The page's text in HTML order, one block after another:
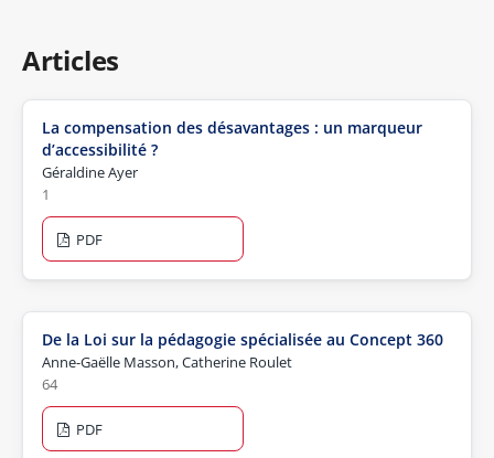
Articles
La compensation des désavantages : un marqueur
d’accessibilité ?
Géraldine Ayer
1
PDF
De la Loi sur la pédagogie spécialisée au Concept 360
Anne-Gaëlle Masson, Catherine Roulet
64
PDF